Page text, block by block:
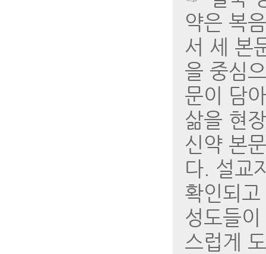
약은 복
서 세 본
을 중심
문이 담
삶을 현
신약 본
다. 설교
확인되
성도들
스럽게